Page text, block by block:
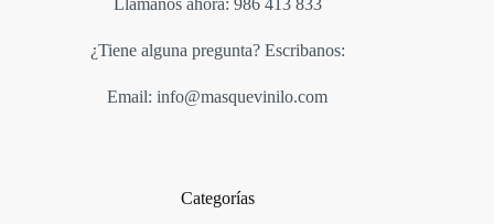
Llámanos ahora: 986 413 833
¿Tiene alguna pregunta? Escribanos:
Email: info@masquevinilo.com
Categorías